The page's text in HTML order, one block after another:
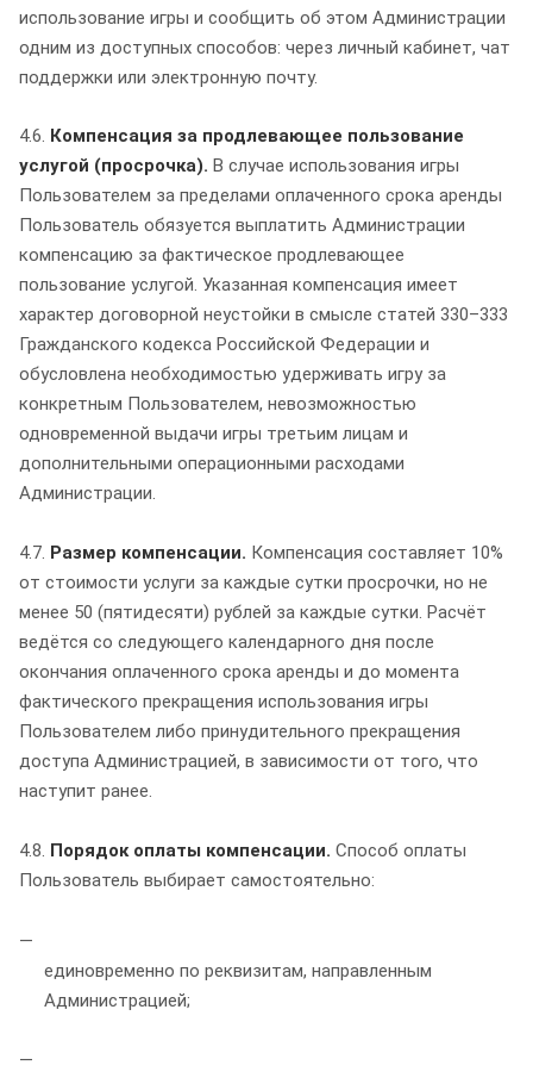
использование игры и сообщить об этом Администрации
одним из доступных способов: через личный кабинет, чат
поддержки или электронную почту.
4.6. Компенсация за продлевающее пользование
услугой (просрочка). В случае использования игры
Пользователем за пределами оплаченного срока аренды
Пользователь обязуется выплатить Администрации
компенсацию за фактическое продлевающее
пользование услугой. Указанная компенсация имеет
характер договорной неустойки в смысле статей 330–333
Гражданского кодекса Российской Федерации и
обусловлена необходимостью удерживать игру за
конкретным Пользователем, невозможностью
одновременной выдачи игры третьим лицам и
дополнительными операционными расходами
Администрации.
4.7. Размер компенсации. Компенсация составляет 10%
от стоимости услуги за каждые сутки просрочки, но не
менее 50 (пятидесяти) рублей за каждые сутки. Расчёт
ведётся со следующего календарного дня после
окончания оплаченного срока аренды и до момента
фактического прекращения использования игры
Пользователем либо принудительного прекращения
доступа Администрацией, в зависимости от того, что
наступит ранее.
4.8. Порядок оплаты компенсации. Способ оплаты
Пользователь выбирает самостоятельно:
единовременно по реквизитам, направленным
Администрацией;